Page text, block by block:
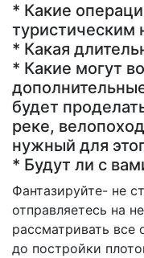
* Какие
туристическим
* Какая
* Какие могут
будет
реке,
нужный для
* Будут ли с
Фантазируйте- не
отправляетесь на
рассматривать все
до постройки